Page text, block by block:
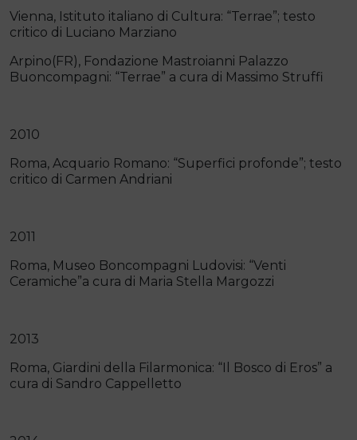
Vienna, Istituto italiano di Cultura: “Terrae”; testo
critico di Luciano Marziano
Arpino(FR), Fondazione Mastroianni Palazzo
Buoncompagni: “Terrae” a cura di Massimo Struffi
2010
Roma, Acquario Romano: “Superfici profonde”; testo
critico di Carmen Andriani
2011
Roma, Museo Boncompagni Ludovisi: “Venti
Ceramiche”a cura di Maria Stella Margozzi
2013
Roma, Giardini della Filarmonica: “Il Bosco di Eros” a
cura di Sandro Cappelletto